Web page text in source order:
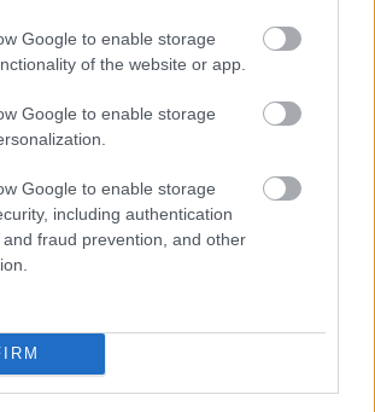
Google to enable storage
of the website or app.
Google to enable storage
Google to enable storage
including authentication
fraud prevention, and other